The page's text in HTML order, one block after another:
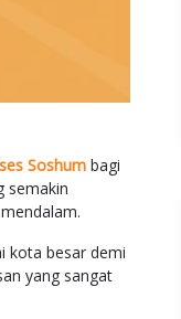
Soshum bagi
semakin
kota besar demi
yang sangat